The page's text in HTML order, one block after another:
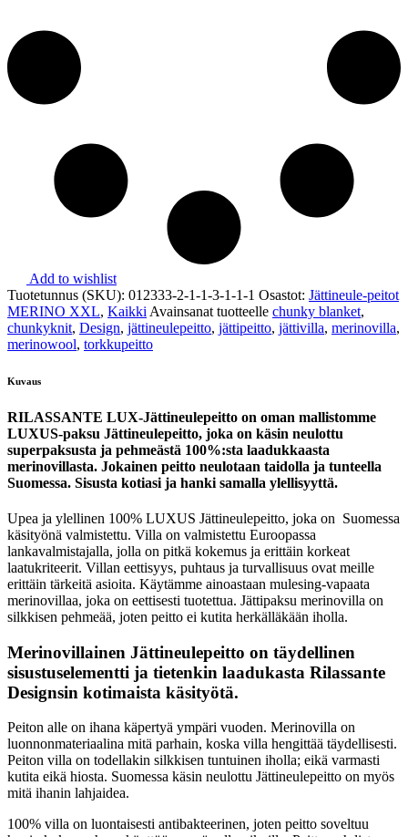
Add to wishlist
Tuotetunnus (SKU): 012333-2-1-1-3-1-1-1 Osastot: Jättineule-peitot
MERINO XXL, Kaikki Avainsanat tuotteelle chunky blanket,
chunkyknit, Design, jättineulepeitto, jättipeitto, jättivilla, merinovilla,
merinowool, torkkupeitto
Kuvaus
RILASSANTE LUX-Jättineulepeitto on oman mallistomme
LUXUS-paksu Jättineulepeitto, joka on käsin neulottu
superpaksusta ja pehmeästä 100%:sta laadukkaasta
merinovillasta. Jokainen peitto neulotaan taidolla ja tunteella
Suomessa. Sisusta kotiasi ja hanki samalla ylellisyyttä.
Upea ja ylellinen 100% LUXUS Jättineulepeitto, joka on Suomessa
käsityönä valmistettu. Villa on valmistettu Euroopassa
lankavalmistajalla, jolla on pitkä kokemus ja erittäin korkeat
laatukriteerit. Villan eettisyys, puhtaus ja turvallisuus ovat meille
erittäin tärkeitä asioita. Käytämme ainoastaan mulesing-vapaata
merinovillaa, joka on eettisesti tuotettua. Jättipaksu merinovilla on
silkkisen pehmeää, joten peitto ei kutita herkälläkään iholla.
Merinovillainen Jättineulepeitto on täydellinen
sisustuselementti ja tietenkin laadukasta Rilassante
Designsin kotimaista käsityötä.
Peiton alle on ihana käpertyä ympäri vuoden. Merinovilla on
luonnonmateriaalina mitä parhain, koska villa hengittää täydellisesti.
Peiton villa on todellakin silkkisen tuntuinen iholla; eikä varmasti
kutita eikä hiosta. Suomessa käsin neulottu Jättineulepeitto on myös
mitä ihanin lahjaidea.
100% villa on luontaisesti antibakteerinen, joten peitto soveltuu